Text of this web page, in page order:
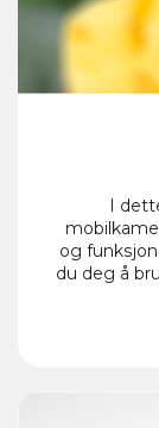
I
og
du deg å